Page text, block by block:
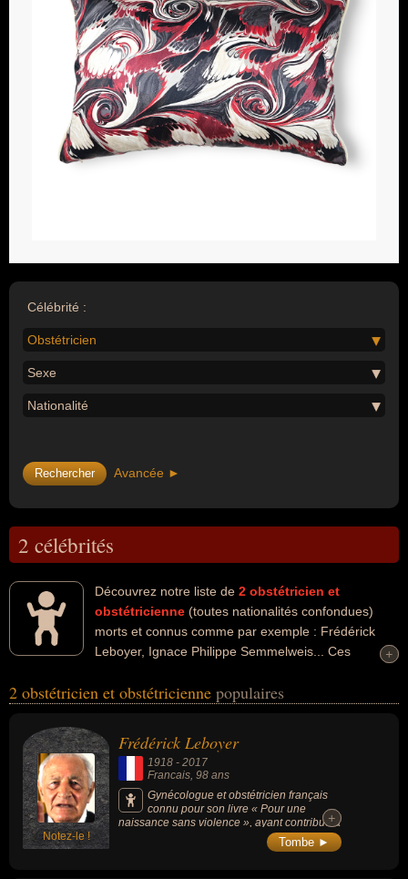
Célébrité :
Obstétricien
Sexe
Nationalité
Avancée ►
2 célébrités
Découvrez notre liste de 2 obstétricien et
obstétricienne (toutes nationalités confondues)
morts et connus comme par exemple : Frédérick
Leboyer, Ignace Philippe Semmelweis... Ces
la biologie, de la littérature, de la science ou de la médecine. Ces
médecin ou scientifique. En ce qui concerne leurs nationalités au
moment de leurs morts, ils peuvent avoir été francais ou hongrois
par exemple.
+
+
2 obstétricien et obstétricienne populaires
Notez-le !
Frédérick Leboyer
1918 - 2017
Francais, 98 ans
Gynécologue et obstétricien français
connu pour son livre « Pour une
naissance sans violence », ayant contribué à
changer la manière d'accueillir les bébés
dans les maternités en développant sa
+
+
Tombe ►